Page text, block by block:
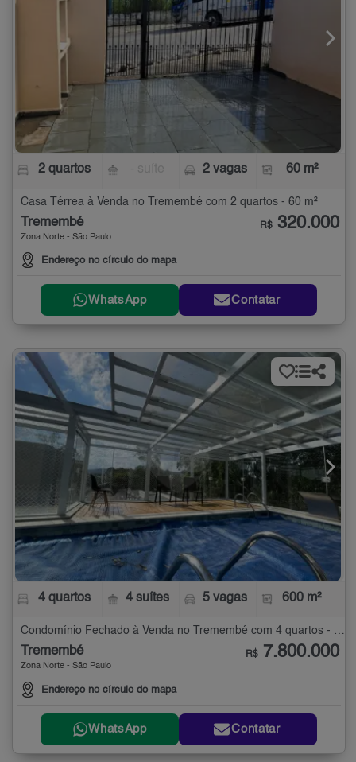
2 quartos 2 vagas 60 m²
Casa Térrea à Venda no Tremembé com 2 quartos - 60 m²
Tremembé
Zona Norte - São Paulo
Endereço no círculo do mapa
R$ 320.000
WhatsApp Contatar
4 quartos 4 suítes 5 vagas 600 m²
Condomínio Fechado à Venda no Tremembé com 4 quartos - 600 m²
Tremembé
Zona Norte - São Paulo
Endereço no círculo do mapa
R$ 7.800.000
WhatsApp Contatar